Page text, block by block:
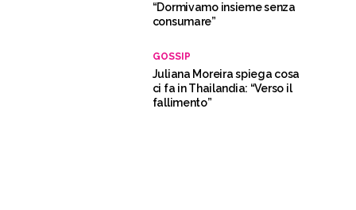
“Dormivamo insieme senza
consumare”
GOSSIP
Juliana Moreira spiega cosa
ci fa in Thailandia: “Verso il
fallimento”